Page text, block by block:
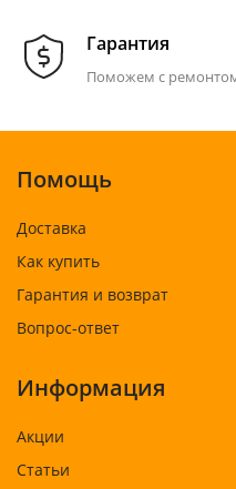
Гарантия
Поможем с
Помощь
Доставка
Как купить
Гарантия и возврат
Вопрос-ответ
Информация
Акции
Статьи